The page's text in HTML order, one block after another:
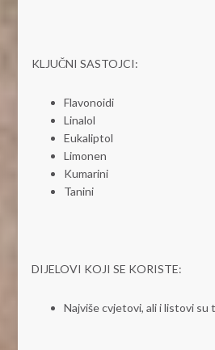
KLJUČNI SASTOJCI:
Flavonoidi
Linalol
Eukaliptol
Limonen
Kumarini
Tanini
DIJELOVI KOJI SE KORISTE:
Najviše cvjetovi, ali i listovi su